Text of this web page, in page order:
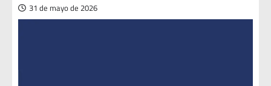
31 de mayo de 2026